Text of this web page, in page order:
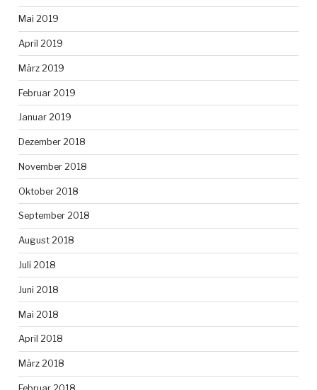
Mai 2019
April 2019
März 2019
Februar 2019
Januar 2019
Dezember 2018
November 2018
Oktober 2018
September 2018
August 2018
Juli 2018
Juni 2018
Mai 2018
April 2018
März 2018